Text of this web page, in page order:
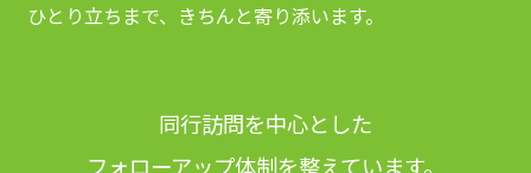
ひとり立ちまで、きちんと寄り添います。
同行訪問を中心とした
フォローアップ体制を整えています。